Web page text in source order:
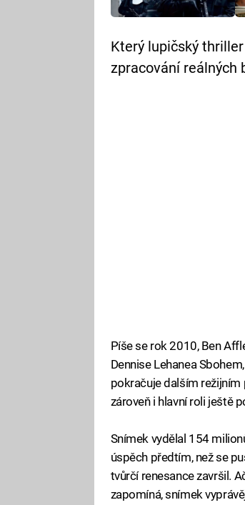
Který lupičský
zpracování reálných
Píše se rok 2010, Ben
Dennise Lehanea
pokračuje dalším režijním
zároveň i hlavní roli ještě
Snímek vydělal 154
úspěch předtím, než se
tvůrčí renesance završil.
zapomíná, snímek